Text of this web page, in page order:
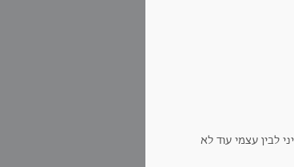
לבין עצמי עוד לא